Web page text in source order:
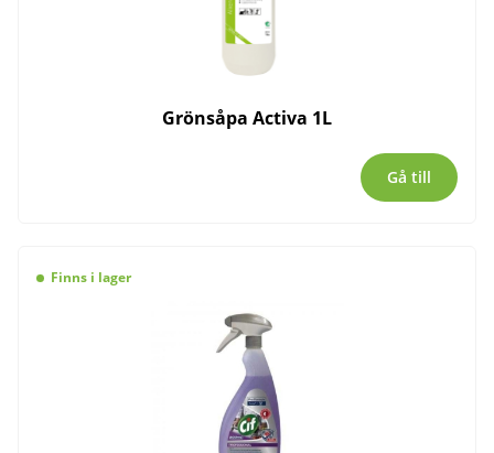
Grönsåpa Activa 1L
Gå till
Finns i lager